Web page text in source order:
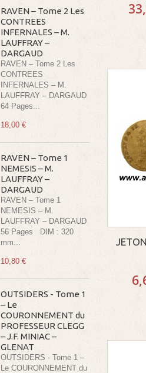
RAVEN – Tome 2 Les
CONTREES
INFERNALES – M.
LAUFFRAY –
DARGAUD
RAVEN – Tome 2 Les
CONTREES
INFERNALES – M.
LAUFFRAY – DARGAUD
64 Pages...
18,00 €
RAVEN – Tome 1
NEMESIS – M.
LAUFFRAY –
DARGAUD
RAVEN – Tome 1
NEMESIS – M.
LAUFFRAY – DARGAUD
56 Pages DIM : 320
mm...
10,80 €
OUTSIDERS - Tome 1
– Le
COURONNEMENT du
PROFESSEUR CLEGG
– J.F. MINIAC –
GLENAT
OUTSIDERS - Tome 1 –
Le COURONNEMENT du